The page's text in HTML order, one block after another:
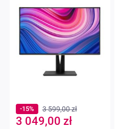
Special
Price
3 049,00 zł
-15% 3 599,00 zł